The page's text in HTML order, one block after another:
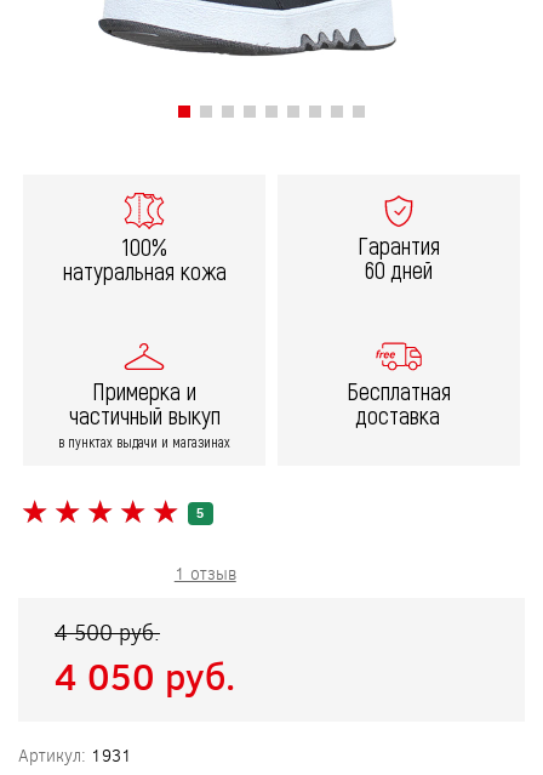
100%
натуральная кожа
Гарантия
60 дней
Примерка и
частичный выкуп
в пунктах выдачи и магазинах
Бесплатная
доставка
★ ★ ★ ★ ★
★ ★ ★ ★ ★ 5
1 отзыв
4 500 pуб.
4 050 pуб.
Артикул: 1931